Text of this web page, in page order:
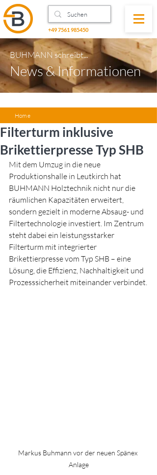
+49 7561 985450
BUHMANN schreibt...
News & Informationen
Home
Filterturm inklusive
Brikettierpresse Typ SHB
Mit dem Umzug in die neue
Produktionshalle in Leutkirch hat
BUHMANN Holztechnik nicht nur die
räumlichen Kapazitäten erweitert,
sondern gezielt in moderne Absaug- und
Filtertechnologie investiert. Im Zentrum
steht dabei ein leistungsstarker
Filterturm mit integrierter
Brikettierpresse vom Typ SHB – eine
Lösung, die Effizienz, Nachhaltigkeit und
Prozesssicherheit miteinander verbindet.
Markus Buhmann vor der neuen Spänex
Anlage